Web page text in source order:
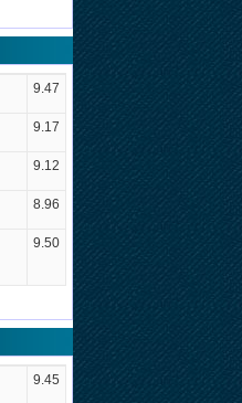
9.47
9.17
9.12
8.96
9.50
9.45